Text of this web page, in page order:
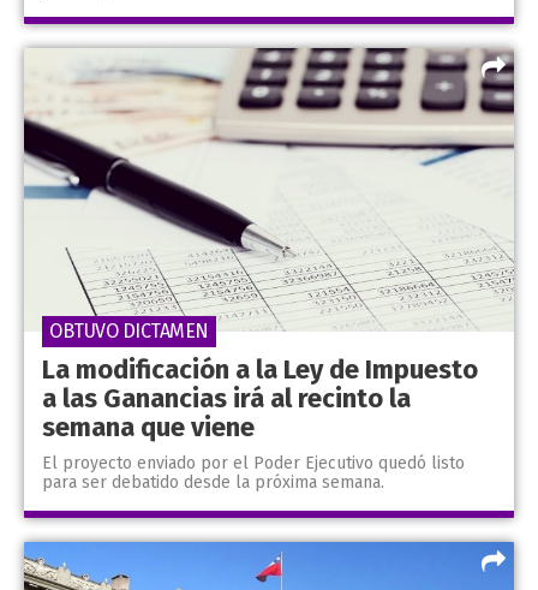
La modificación a la Ley de Impuesto
a las Ganancias irá al recinto la
semana que viene
El proyecto enviado por el Poder Ejecutivo quedó listo
para ser debatido desde la próxima semana.
OBTUVO DICTAMEN